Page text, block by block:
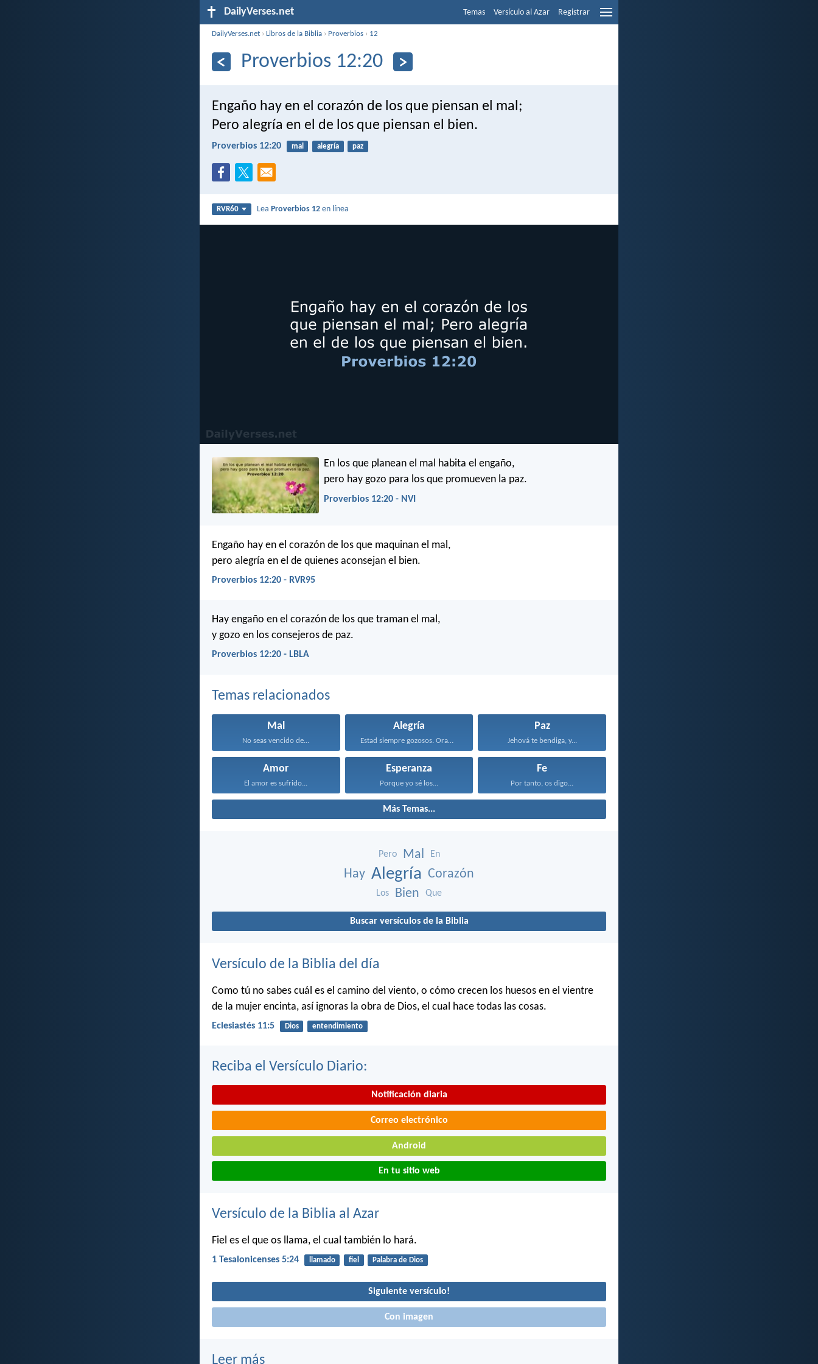
DailyVerses.net Temas Versículo al Azar Registrar
DailyVerses.net ›Libros de la Biblia › Proverbios › 12
Proverbios 12:20
Engaño hay en el corazón de los que piensan el mal;
Pero alegría en el de los que piensan el bien.
Proverbios 12:20 mal alegría paz
RVR60 LeaProverbios 12 en línea
En los que planean el mal habita el engaño,
pero hay gozo para los que promueven la paz.
Proverbios 12:20 - NVI
Engaño hay en el corazón de los que maquinan el mal,
pero alegría en el de quienes aconsejan el bien.
Proverbios 12:20 - RVR95
Hay engaño en el corazón de los que traman el mal,
y gozo en los consejeros de paz.
Proverbios 12:20 - LBLA
Temas relacionados
Mal
No seas vencido de...
Alegría
Estad siempre gozosos. Orad...
Paz
Jehová te bendiga, y...
Amor
El amor es sufrido...
Esperanza
Porque yo sé los...
Fe
Por tanto, os digo...
Más Temas...
Pero Mal En
Hay Alegría Corazón
Los Bien Que
Buscar versículos de la Biblia
Versículo de la Biblia del día
Como tú no sabes cuál es el camino del viento, o cómo crecen los huesos en el vientre
de la mujer encinta, así ignoras la obra de Dios, el cual hace todas las cosas.
Eclesiastés 11:5 Dios entendimiento
Reciba el Versículo Diario:
Notificación diaria
Correo electrónico
Android
En tu sitio web
Versículo de la Biblia al Azar
Fiel es el que os llama, el cual también lo hará.
1 Tesalonicenses 5:24 llamado fiel Palabra de Dios
Siguiente versículo!
Con imagen
Leer más